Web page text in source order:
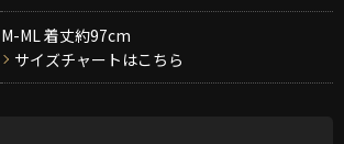
M-ML 着丈約97cm
サイズチャートはこちら